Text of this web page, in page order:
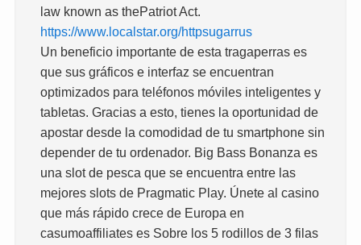
law known as thePatriot Act.
https://www.localstar.org/httpsugarrus
Un beneficio importante de esta tragaperras es
que sus gráficos e interfaz se encuentran
optimizados para teléfonos móviles inteligentes y
tabletas. Gracias a esto, tienes la oportunidad de
apostar desde la comodidad de tu smartphone sin
depender de tu ordenador. Big Bass Bonanza es
una slot de pesca que se encuentra entre las
mejores slots de Pragmatic Play. Únete al casino
que más rápido crece de Europa en
casumoaffiliates es Sobre los 5 rodillos de 3 filas